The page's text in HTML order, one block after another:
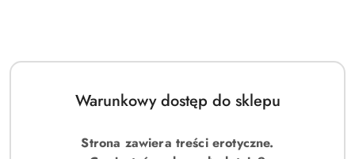
Warunkowy dostęp do sklepu
Strona zawiera treści erotyczne.